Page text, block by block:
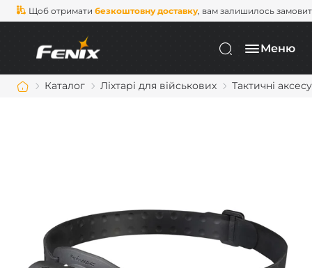
Щоб отримати безкоштовну доставку, вам залишилось
Меню
Каталог Ліхтарі для військових Тактичні